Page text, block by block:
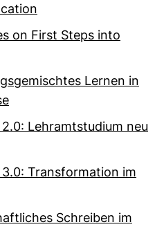
on First Steps into
Lernen in
Lehramtstudium neu
Transformation im
Schreiben im